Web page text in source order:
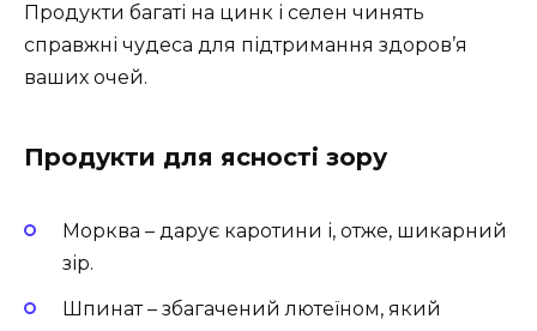
Продукти багаті на цинк і селен чинять
справжні чудеса для підтримання здоров’я
ваших очей.
Продукти для ясності зору
Морква – дарує каротини і, отже, шикарний
зір.
Шпинат – збагачений лютеїном, який